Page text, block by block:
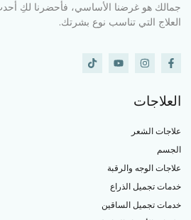
جمالك هو غرضنا الأساسي، فأحضرنا لكِ أحدث
العلاج التي تناسب نوع بشرتك.
العلاجات
علاجات الشعر
الجسم
علاجات الوجه والرقبة
خدمات تجميل الذراع
خدمات تجميل الساقين